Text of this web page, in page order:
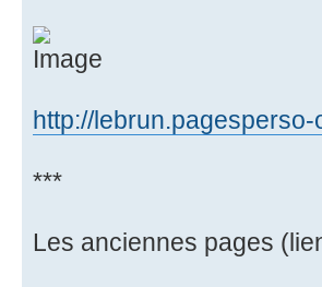
http://
***
Les anciennes pages